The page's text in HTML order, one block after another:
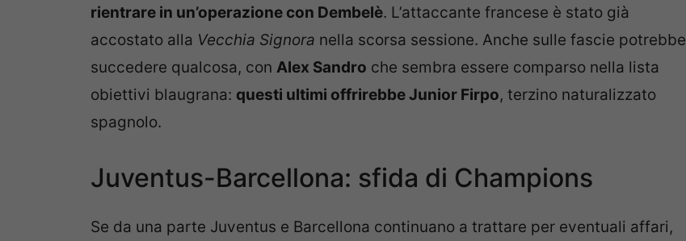
rientrare in un’operazione con Dembelè. L’attaccante francese è stato già
accostato alla Vecchia Signora nella scorsa sessione. Anche sulle fascie potrebbe
succedere qualcosa, con Alex Sandro che sembra essere comparso nella lista
obiettivi blaugrana: questi ultimi offrirebbe Junior Firpo, terzino naturalizzato
spagnolo.
Juventus-Barcellona: sfida di Champions
Se da una parte Juventus e Barcellona continuano a trattare per eventuali affari,